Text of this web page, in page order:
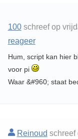
100schreef op
reageer
Hum, script kan hier
voor pi
Waar &#960; staat
Reinoud schreef